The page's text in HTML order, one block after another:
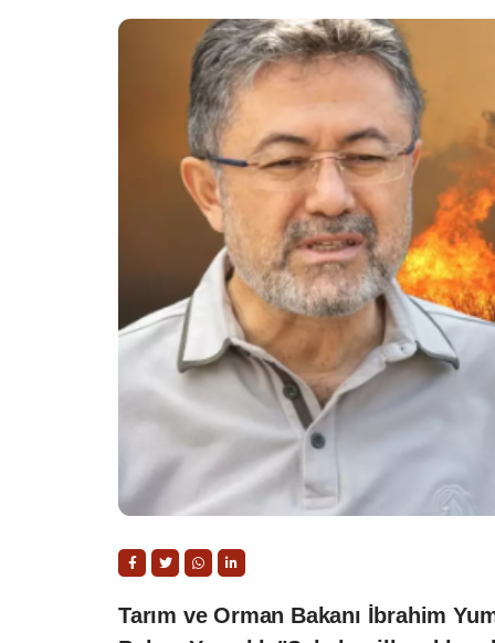
Tarım ve Orman Bakanı İbrahim